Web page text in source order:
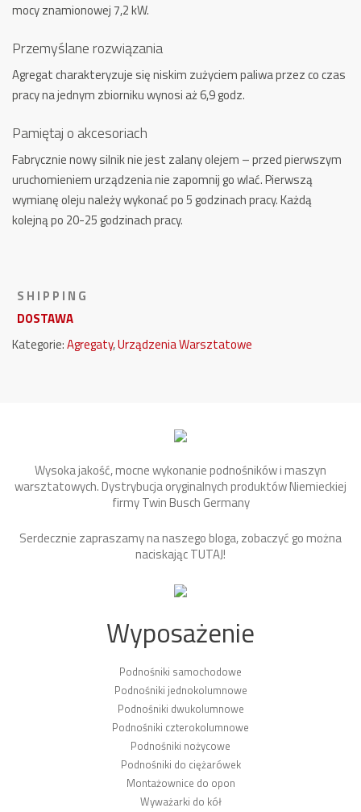
mocy znamionowej 7,2 kW.
Przemyślane rozwiązania
Agregat charakteryzuje się niskim zużyciem paliwa przez co czas
pracy na jednym zbiorniku wynosi aż 6,9 godz.
Pamiętaj o akcesoriach
Fabrycznie nowy silnik nie jest zalany olejem – przed pierwszym
uruchomieniem urządzenia nie zapomnij go wlać. Pierwszą
wymianę oleju należy wykonać po 5 godzinach pracy. Każdą
kolejną po 20-25 godzinach pracy.
S H I P P I N G
DOSTAWA
Kategorie:Agregaty,Urządzenia Warsztatowe
Wysoka jakość, mocne wykonanie podnośników i maszyn
warsztatowych. Dystrybucja oryginalnych produktów Niemieckiej
firmy Twin Busch Germany
Serdecznie zapraszamy na naszego bloga, zobaczyć go można
naciskającTUTAJ!
Wyposażenie
Podnośniki samochodowe
Podnośniki jednokolumnowe
Podnośniki dwukolumnowe
Podnośniki czterokolumnowe
Podnośniki nożycowe
Podnośniki do ciężarówek
Montażownice do opon
Wyważarki do kół